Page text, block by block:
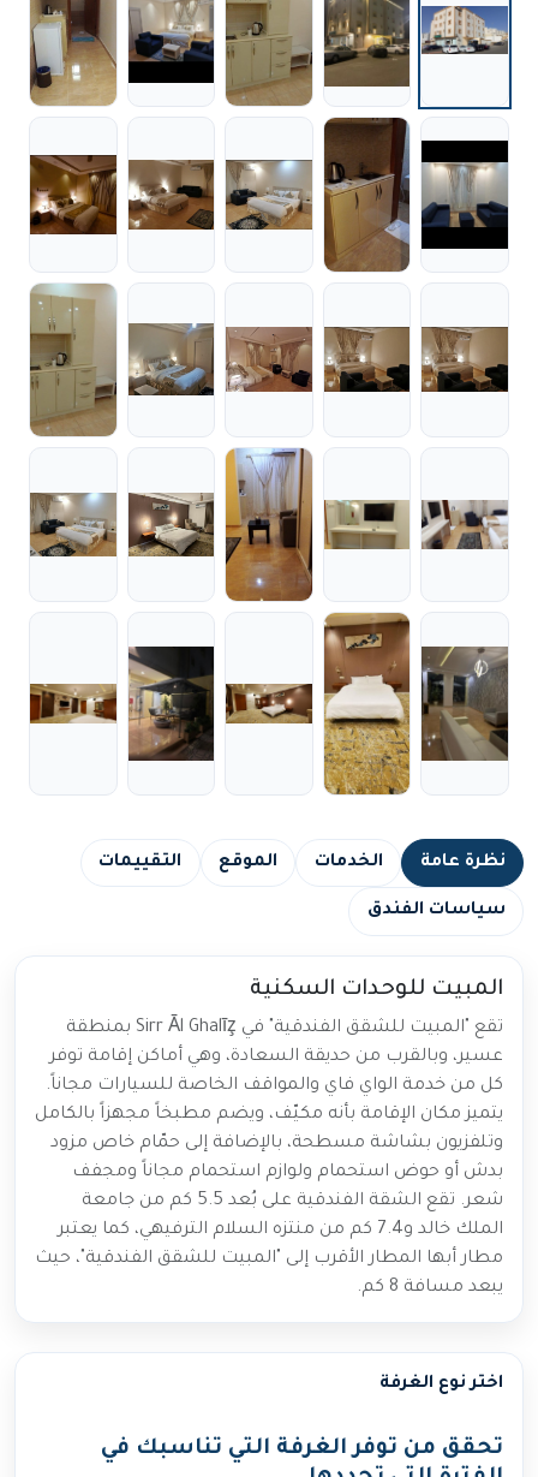
نظرة عامة الخدمات الموقع التقييمات
سياسات الفندق
المبيت للوحدات السكنية
تقع "المبيت للشقق الفندقية" في Sirr Āl Ghalīz̧ بمنطقة
عسير، وبالقرب من حديقة السعادة، وهي أماكن إقامة توفر
كل من خدمة الواي فاي والمواقف الخاصة للسيارات مجاناً.
يتميز مكان الإقامة بأنه مكيّف، ويضم مطبخاً مجهزاً بالكامل
وتلفزيون بشاشة مسطحة، بالإضافة إلى حمّام خاص مزود
بدش أو حوض استحمام ولوازم استحمام مجاناً ومجفف
شعر. تقع الشقة الفندقية على بُعد 5.5 كم من جامعة
الملك خالد و7.4 كم من منتزه السلام الترفيهي، كما يعتبر
مطار أبها المطار الأقرب إلى "المبيت للشقق الفندقية"، حيث
يبعد مسافة 8 كم.
اختر نوع الغرفة
تحقق من توفر الغرفة التي تناسبك في